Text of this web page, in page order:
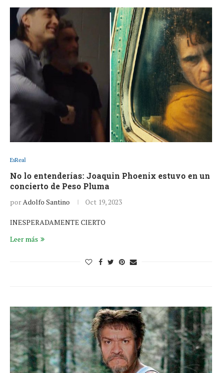
EsReal
No lo entenderías: Joaquin Phoenix estuvo en un
concierto de Peso Pluma
porAdolfo Santino Oct 19, 2023
INESPERADAMENTE CIERTO
Leer más